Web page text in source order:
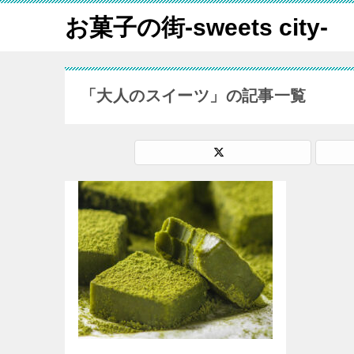
お菓子の街-sweets city-
「大人のスイーツ」の記事一覧